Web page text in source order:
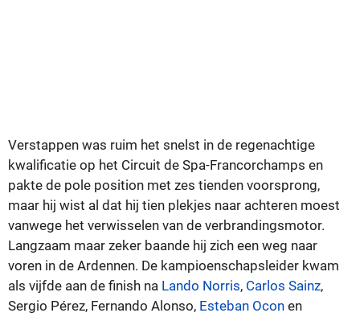
Verstappen was ruim het snelst in de regenachtige
kwalificatie op het Circuit de Spa-Francorchamps en
pakte de pole position met zes tienden voorsprong,
maar hij wist al dat hij tien plekjes naar achteren moest
vanwege het verwisselen van de verbrandingsmotor.
Langzaam maar zeker baande hij zich een weg naar
voren in de Ardennen. De kampioenschapsleider kwam
als vijfde aan de finish na Lando Norris, Carlos Sainz,
Sergio Pérez, Fernando Alonso, Esteban Ocon en